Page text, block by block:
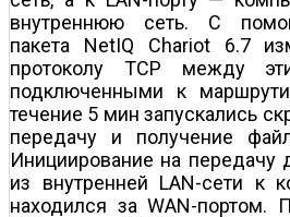
внутреннюю сеть. С
пакета NetIQ Chariot 6.7
протоколу TCP между
подключенными к
течение 5 мин запускались
передачу и получение
Инициирование на передачу
из внутренней LAN-сети к
находился за WAN-портом.